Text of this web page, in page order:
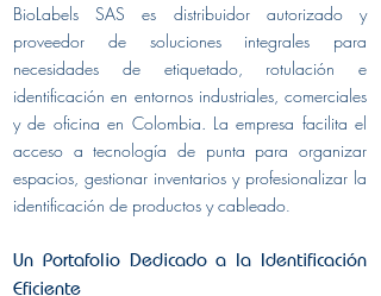
BioLabels SAS es distribuidor autorizado y
proveedor de soluciones integrales para
necesidades de etiquetado, rotulación e
identificación en entornos industriales, comerciales
y de oficina en Colombia. La empresa facilita el
acceso a tecnología de punta para organizar
espacios, gestionar inventarios y profesionalizar la
identificación de productos y cableado.
Un Portafolio Dedicado a la Identificación
Eficiente